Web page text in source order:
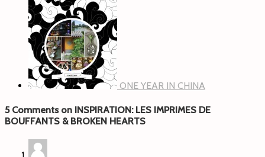
ONE YEAR IN CHINA
5 Comments on INSPIRATION: LES IMPRIMES DE
BOUFFANTS & BROKEN HEARTS